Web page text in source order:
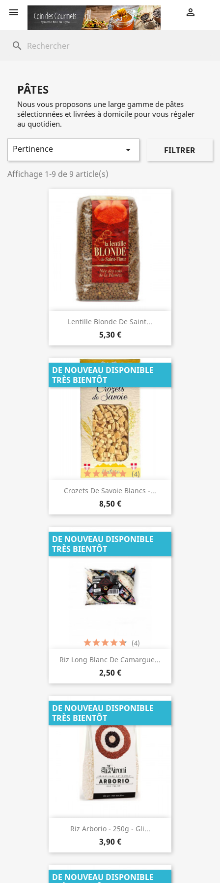
 
search
PÂTES
Nous vous proposons une large gamme de pâtes
sélectionnées et livrées à domicile pour vous régaler
au quotidien.
Pertinence  FILTRER
Affichage 1-9 de 9 article(s)
Lentille Blonde De Saint...
5,30 €
Crozets De Savoie Blancs -...
8,50 €
(4)
DE NOUVEAU DISPONIBLE
TRÈS BIENTÔT
Riz Long Blanc De Camargue...
2,50 €
(4)
DE NOUVEAU DISPONIBLE
TRÈS BIENTÔT
Riz Arborio - 250g - Gli...
3,90 €
DE NOUVEAU DISPONIBLE
TRÈS BIENTÔT
DE NOUVEAU DISPONIBLE